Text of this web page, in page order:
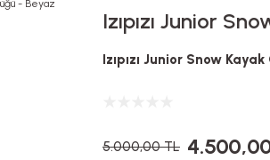
Izıpızı Junior
Izıpızı Junior Snow
5.000,00 TL